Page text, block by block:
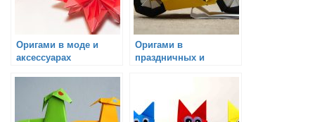
Оригами в моде и
аксессуарах
Оригами в
праздничных и